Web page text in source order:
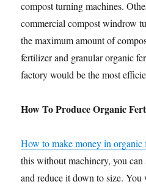
compost turning machines.
commercial compost windrow
the maximum amount of
fertilizer and granular organic
factory would be the most
How To Produce Organic
How to make money in organic
this without machinery, you
and reduce it down to size.